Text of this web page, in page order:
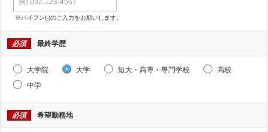
※ハイフン(-)のご入力をお願いします。
必須 最終学歴
大学院 大学 短大・高専・専門学校
高校
中学
必須 希望勤務地